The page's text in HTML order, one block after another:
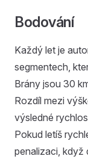
Bodování
Každý let je
segmentech,
Brány jsou 30
Rozdíl mezi
výsledné
Pokud letíš
penalizaci, když